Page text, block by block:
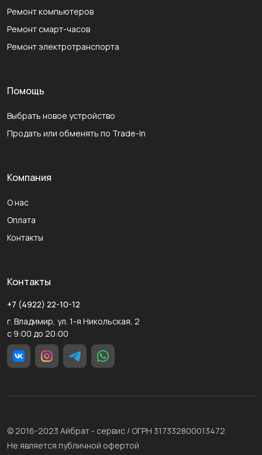
Ремонт компьютеров
Ремонт смарт-часов
Ремонт электротранспорта
Помощь
Выбрать новое устройство
Продать или обменять по Trade-In
Компания
О нас
Оплата
Контакты
Контакты
+7 (4922) 22-10-12
г. Владимир, ул. 1-я Никольская, 2
с 9:00 до 20:00
© 2016-2023 Айбрат - сервис / ОГРН 317332800013472
Не является публичной офертой